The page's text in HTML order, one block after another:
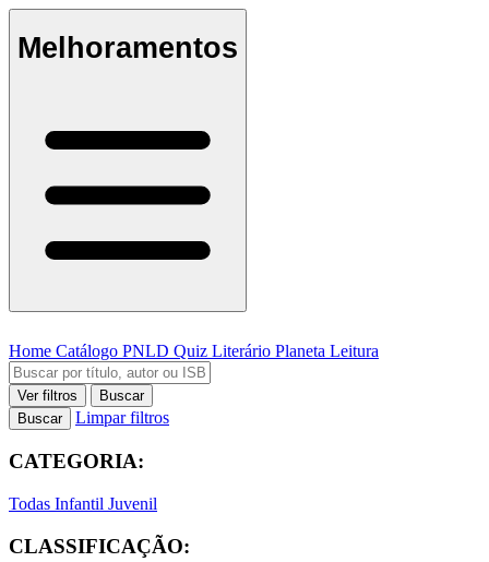
Melhoramentos
Home Catálogo PNLD Quiz Literário Planeta Leitura
Ver filtros
Buscar
Buscar
Limpar filtros
CATEGORIA:
Todas Infantil Juvenil
CLASSIFICAÇÃO: